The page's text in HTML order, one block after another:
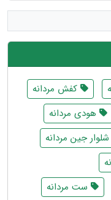
کفش مردانه
هودی مردانه
شلوار جین مردانه
ست مردانه